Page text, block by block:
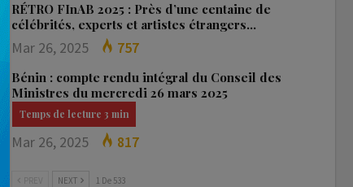
RÉTRO FInAB 2025 : Près d’une centaine de
célébrités, experts et artistes étrangers…
Mar 26, 2025 757
Bénin : compte rendu intégral du Conseil des
Ministres du mercredi 26 mars 2025
Mar 26, 2025 817
NEXT 1 De 533